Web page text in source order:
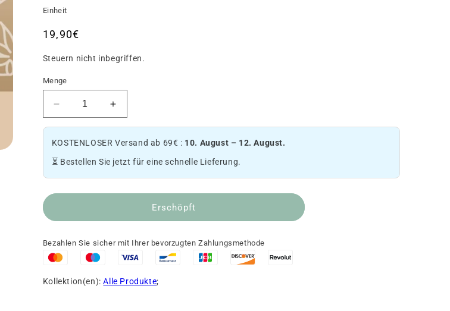
Einheit
Üblicher
19,90€
Steuern nicht inbegriffen.
Menge
Reduziere
die
an
Puff
CBD
Erhöhe
die
an
Puff
CBD
KOSTENLOSER Versand ab 69€ : 10. August – 12. August.
⏳ Bestellen Sie jetzt für eine schnelle Lieferung.
Erschöpft
Bezahlen Sie sicher mit Ihrer bevorzugten Zahlungsmethode
Kollektion(en):Alle Produkte;